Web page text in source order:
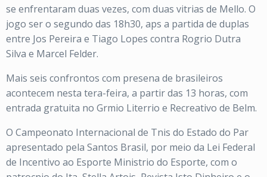
se enfrentaram duas vezes, com duas vitrias de Mello. O
jogo ser o segundo das 18h30, aps a partida de duplas
entre Jos Pereira e Tiago Lopes contra Rogrio Dutra
Silva e Marcel Felder.
Mais seis confrontos com presena de brasileiros
acontecem nesta tera-feira, a partir das 13 horas, com
entrada gratuita no Grmio Literrio e Recreativo de Belm.
O Campeonato Internacional de Tnis do Estado do Par
apresentado pela Santos Brasil, por meio da Lei Federal
de Incentivo ao Esporte Ministrio do Esporte, com o